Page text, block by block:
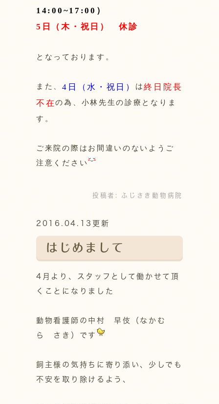
14:00~17:00）
5日（木・祝日） 休診
となっております。
また、4日（水・祝日） は終日院長
不在の為、小林先生の診療となりま
す。
ご来院の際はお間違いのないようご
注意ください
投稿者: ふじさき動物病院
2016.04.13更新
はじめまして
4月より、スタッフとして働かせて頂
くことになりました
動物看護師の中村 早伎（なかむ
ら さき）です
飼主様の気持ちに寄り添い、少しでも
不安を取り除けるよう、